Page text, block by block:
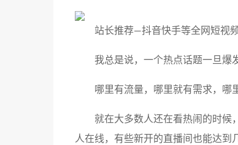
站长推荐—抖音快手等全网短视
我总是说，一个热点话题一旦爆
哪里有流量，哪里就有需求，哪
就在大多数人还在看热闹的时候
人在线，有些新开的直播间也能达到